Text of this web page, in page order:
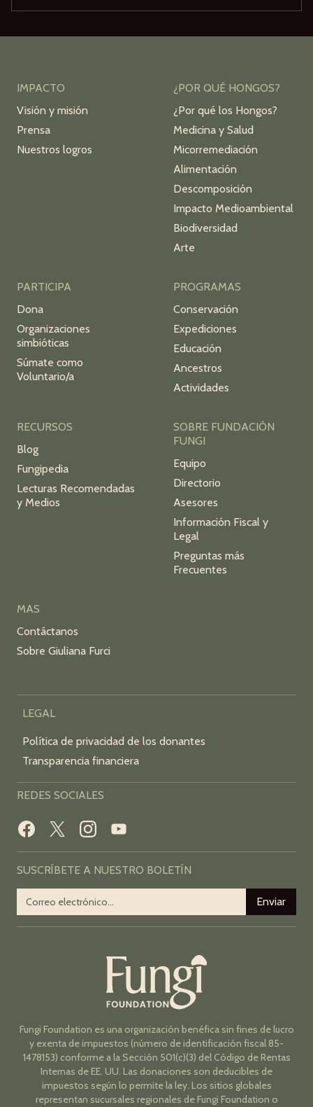
IMPACTO
Visión y misión
Prensa
Nuestros logros
¿POR QUÉ HONGOS?
¿Por qué los Hongos?
Medicina y Salud
Micorremediación
Alimentación
Descomposición
Impacto Medioambiental
Biodiversidad
Arte
PARTICIPA
Dona
Organizaciones
simbióticas
Súmate como
Voluntario/a
PROGRAMAS
Conservación
Expediciones
Educación
Ancestros
Actividades
RECURSOS
Blog
Fungipedia
Lecturas Recomendadas
y Medios
SOBRE FUNDACIÓN
FUNGI
Equipo
Directorio
Asesores
Información Fiscal y
Legal
Preguntas más
Frecuentes
MAS
Contáctanos
Sobre Giuliana Furci
LEGAL
Política de privacidad de los donantes
Transparencia financiera
REDES SOCIALES
SUSCRÍBETE A NUESTRO BOLETÍN
Fungi Foundation es una organización benéfica sin fines de lucro
y exenta de impuestos (número de identificación fiscal 85-
1478153) conforme a la Sección 501(c)(3) del Código de Rentas
Internas de EE. UU. Las donaciones son deducibles de
impuestos según lo permite la ley. Los sitios globales
representan sucursales regionales de Fungi Foundation o